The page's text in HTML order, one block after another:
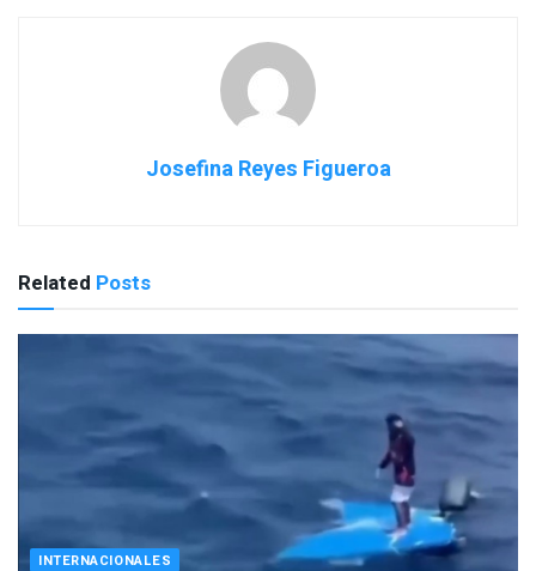
Josefina Reyes Figueroa
Related Posts
INTERNACIONALES